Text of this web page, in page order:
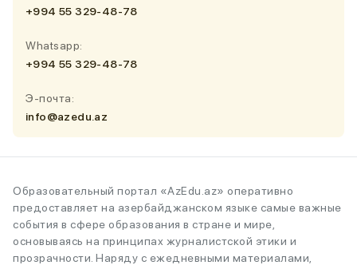
+994 55 329-48-78
Whatsapp:
+994 55 329-48-78
Э-почта:
info@azedu.az
Образовательный портал «AzEdu.az» оперативно
предоставляет на азербайджанском языке самые важные
события в сфере образования в стране и мире,
основываясь на принципах журналистской этики и
прозрачности. Наряду с ежедневными материалами,